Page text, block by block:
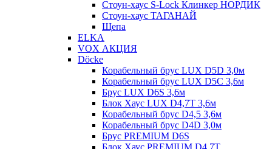
Стоун-хаус S-Lock Клинкер НОРДИК
Стоун-хаус ТАГАНАЙ
Щепа
ELKA
VOX АКЦИЯ
Döcke
Корабельный брус LUX D5D 3,0м
Корабельный брус LUX D5C 3,6м
Брус LUX D6S 3,6м
Блок Хаус LUX D4,7T 3,6м
Корабельный брус D4,5 3,6м
Корабельный брус D4D 3,0м
Брус PREMIUM D6S
Блок Хаус PREMIUM D4,7T